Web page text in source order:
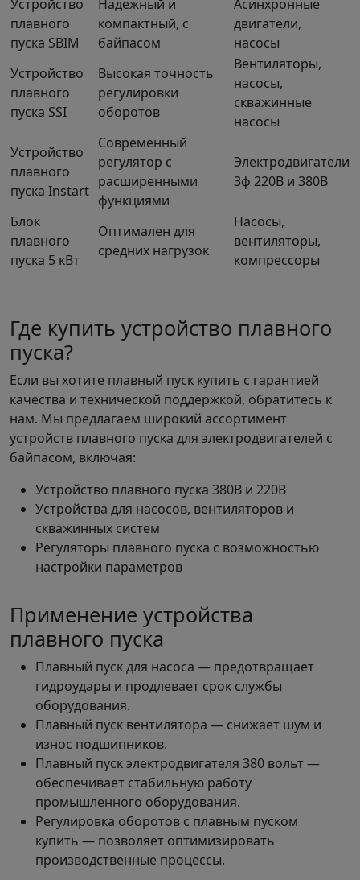
Устройство
плавного
пуска SBIM
Надежный и
компактный, с
байпасом
Асинхронные
двигатели,
насосы
Устройство
плавного
пуска SSI
Высокая точность
регулировки
оборотов
Вентиляторы,
насосы,
скважинные
насосы
Устройство
плавного
пуска Instart
Современный
регулятор с
расширенными
функциями
Электродвигатели
3ф 220В и 380В
Блок
плавного
пуска 5 кВт
Оптимален для
средних нагрузок
Насосы,
вентиляторы,
компрессоры
Где купить устройство плавного
пуска?
Если вы хотите плавный пуск купить с гарантией
качества и технической поддержкой, обратитесь к
нам. Мы предлагаем широкий ассортимент
устройств плавного пуска для электродвигателей с
байпасом, включая:
Устройство плавного пуска 380В и 220В
Устройства для насосов, вентиляторов и
скважинных систем
Регуляторы плавного пуска с возможностью
настройки параметров
Применение устройства
плавного пуска
Плавный пуск для насоса — предотвращает
гидроудары и продлевает срок службы
оборудования.
Плавный пуск вентилятора — снижает шум и
износ подшипников.
Плавный пуск электродвигателя 380 вольт —
обеспечивает стабильную работу
промышленного оборудования.
Регулировка оборотов с плавным пуском
купить — позволяет оптимизировать
производственные процессы.